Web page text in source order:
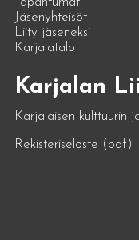
Jäsenyhteisöt
Liity jäseneksi
Karjalatalo
Karjalan
Karjalaisen kulttuurin
Rekisteriseloste (pdf)